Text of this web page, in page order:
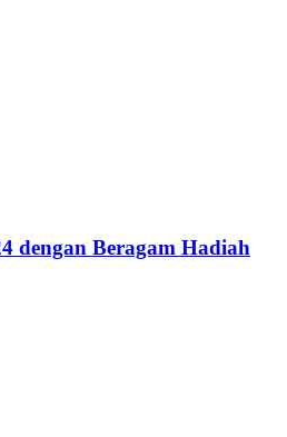
dengan Beragam Hadiah